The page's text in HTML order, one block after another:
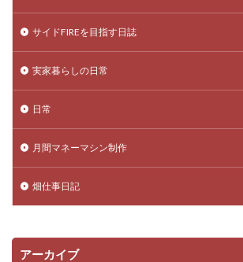
サイドFIREを目指す日誌
実家暮らしの日常
日常
月間マネーマシン制作
畑仕事日記
アーカイブ